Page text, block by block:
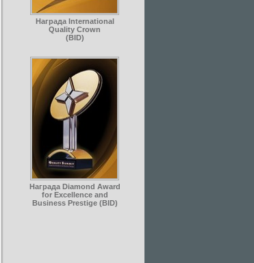
Награда International
Quality Crown
(BID)
Награда Diamond Award
for Excellence and
Business Prestige (BID)